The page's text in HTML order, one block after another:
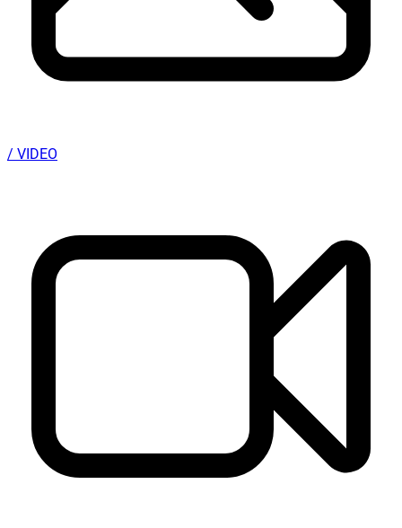
/ VIDEO